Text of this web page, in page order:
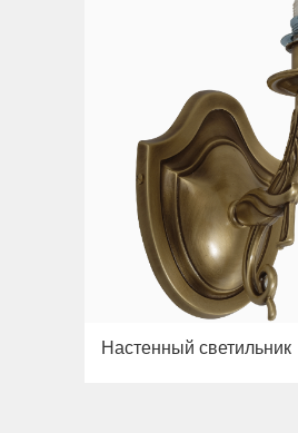
Настенный светильник